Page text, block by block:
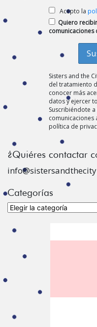
Acepto la
Quiero
comunicaciones
Sisters and the
del tratamiento
conocer más
datos y ejercer
Suscribiéndote
comunicaciones
política de
¿Quiéres contactar
Categorías
Categorías